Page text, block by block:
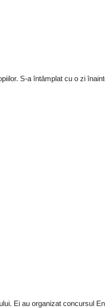
S-a întâmplat cu o zi
Ei au organizat concursul